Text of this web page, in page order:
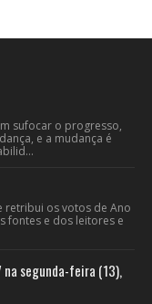
sufocar o progresso,
e a mudança é
retribui os votos de Ano
fontes e dos leitores e
na segunda-feira (13),